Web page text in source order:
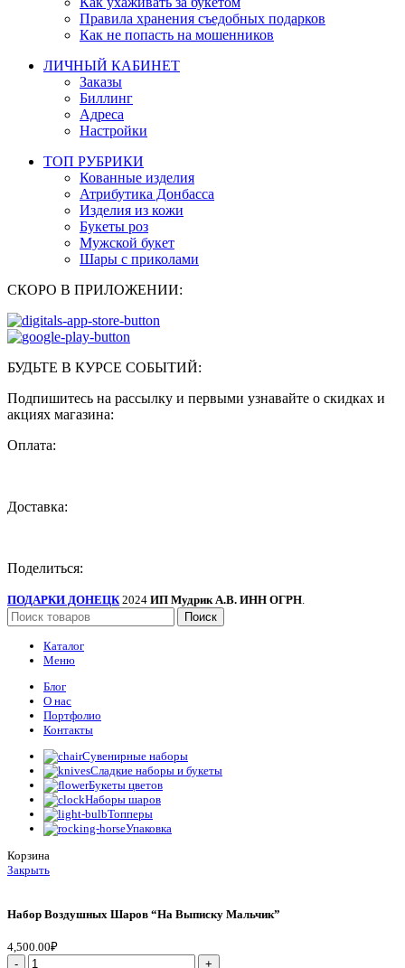
Правила хранения съедобных подарков
Как не попасть на мошенников
ЛИЧНЫЙ КАБИНЕТ
Заказы
Биллинг
Адреса
Настройки
ТОП РУБРИКИ
Кованные изделия
Атрибутика Донбасса
Изделия из кожи
Букеты роз
Мужской букет
Шары с приколами
СКОРО В ПРИЛОЖЕНИИ:
БУДЬТЕ В КУРСЕ СОБЫТИЙ:
Подпишитесь на рассылку и первыми узнавайте о скидках и
акциях магазина:
Оплата:
Доставка:
Поделиться:
ПОДАРКИ ДОНЕЦК 2024 ИП Мудрик А.В. ИНН ОГРН.
Поиск
Каталог
Меню
Блог
О нас
Портфолио
Контакты
Сувенирные наборы
Сладкие наборы и букеты
Букеты цветов
Наборы шаров
Топперы
Упаковка
Корзина
Закрыть
Набор Воздушных Шаров “На Выписку Мальчик”
4,500.00₽
Набор